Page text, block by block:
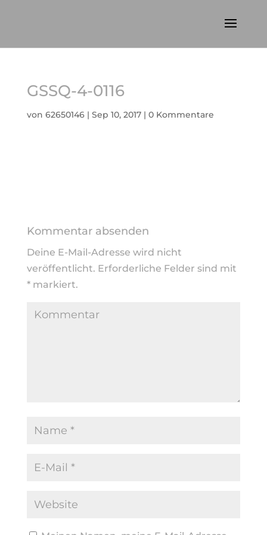
GSSQ-4-0116
von 62650146| Sep 10, 2017| 0 Kommentare
Kommentar absenden
Deine E-Mail-Adresse wird nicht
veröffentlicht. Erforderliche Felder sind mit
*markiert.